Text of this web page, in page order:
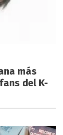
más
del K-